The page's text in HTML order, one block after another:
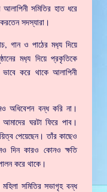
সমিতির হাত ধরে
সদস্যারা।
গান ও পাঠের মধ‍্য দিয়ে
মধ‍্য দিয়ে প্রকৃতিকে
করে থাকে আলাপিনী
অধিবেশন বন্ধ করি না।
ঘরটা ফিরে পাব।
পেয়েছেন। তাঁর কাছেও
দিন কারও কোনও ক্ষতি
করে থাকে।
সমিতির সভাগৃহ বন্ধ